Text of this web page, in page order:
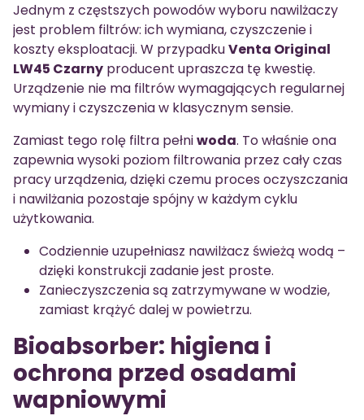
Jednym z częstszych powodów wyboru nawilżaczy
jest problem filtrów: ich wymiana, czyszczenie i
koszty eksploatacji. W przypadkuVenta Original
LW45 Czarny producent upraszcza tę kwestię.
Urządzenie nie ma filtrów wymagających regularnej
wymiany i czyszczenia w klasycznym sensie.
Zamiast tego rolę filtra pełniwoda. To właśnie ona
zapewnia wysoki poziom filtrowania przez cały czas
pracy urządzenia, dzięki czemu proces oczyszczania
i nawilżania pozostaje spójny w każdym cyklu
użytkowania.
Codziennie uzupełniasz nawilżacz świeżą wodą –
dzięki konstrukcji zadanie jest proste.
Zanieczyszczenia są zatrzymywane w wodzie,
zamiast krążyć dalej w powietrzu.
Bioabsorber: higiena i
ochrona przed osadami
wapniowymi